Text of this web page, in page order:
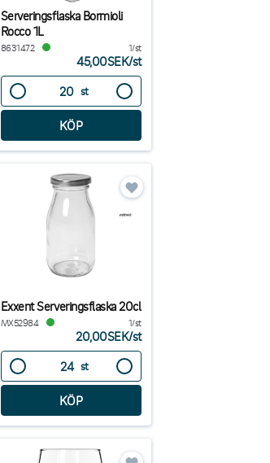
Serveringsflaska Bormioli
Rocco 1L
8631472 1/st
45,00SEK/st
st
Exxent Serveringsflaska 20cl
MX52984 1/st
20,00SEK/st
st